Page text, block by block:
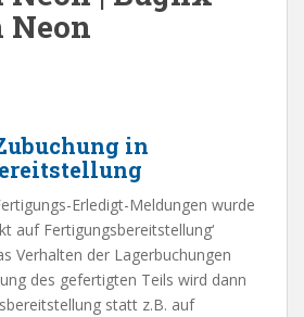
Neon
in
Erledigt-Meldungen wurde
auf Fertigungsbereitstellung‘
Verhalten der Lagerbuchungen
des gefertigten Teils wird dann
statt z.B. auf